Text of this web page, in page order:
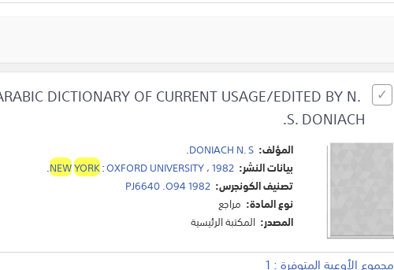
DICTIONARY OF CURRENT USAGE/EDITED BY N.
S. DONIACH.
المؤلف: DONIACH N. S
.
بيانات النشر:
NEWYORK:OXFORD UNIVERSITY،1982
.
تصنيف الكونجرس: PJ6640 .O94 1982
نوع المادة: مراجع
المصدر: المكتبة الرئيسية
مجموع الأوعية المتوفرة : 1